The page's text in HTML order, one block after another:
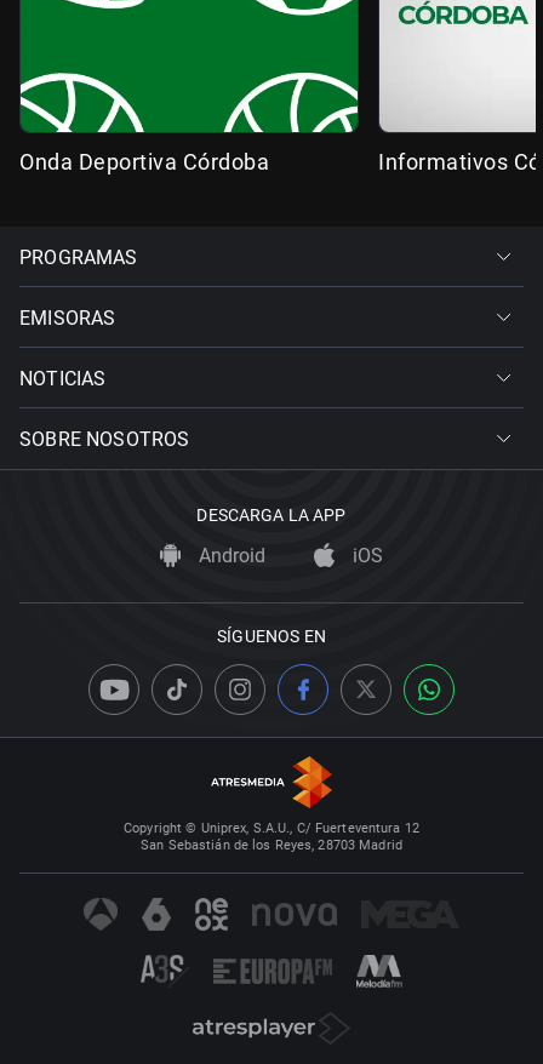
Onda Deportiva Córdoba Informativos
PROGRAMAS
EMISORAS
NOTICIAS
SOBRE NOSOTROS
DESCARGA LA APP
Android iOS
SÍGUENOS EN
Copyright © Uniprex, S.A.U., C/ Fuerteventura 12
San Sebastián de los Reyes, 28703 Madrid